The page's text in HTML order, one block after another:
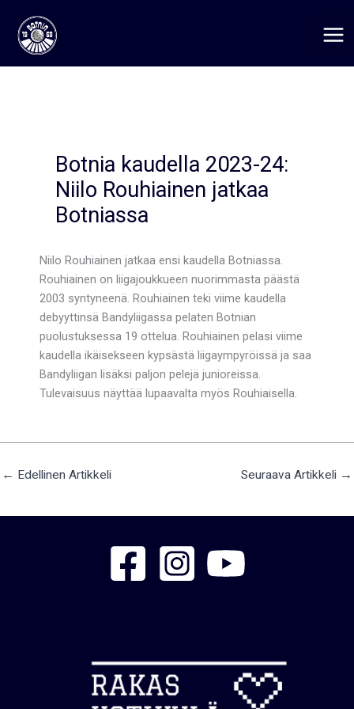
sisältöön
Botnia kaudella 2023-24:
Niilo Rouhiainen jatkaa
Botniassa
Niilo Rouhiainen jatkaa ensi kaudella Botniassa.
Rouhiainen on liigajoukkueen nuorimmasta päästä
2003 syntyneenä. Rouhiainen teki viime kaudella
debyyttinsä Bandyliigassa pelaten Botnian
puolustuksessa 19 ottelua. Rouhiainen pelasi viime
kaudella ikäisekseen kypsästä liigaympyröissä ja saa
Bandyliigan lisäksi paljon pelejä junioreissa.
Tulevaisuus näyttää lupaavalta myös Rouhiaisella.
← Edellinen Artikkeli Seuraava Artikkeli →